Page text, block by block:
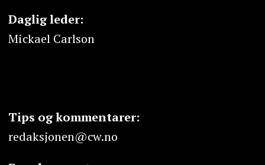
Daglig leder:
Mickael Carlson
Tips og kommentarer:
redaksjonen@cw.no